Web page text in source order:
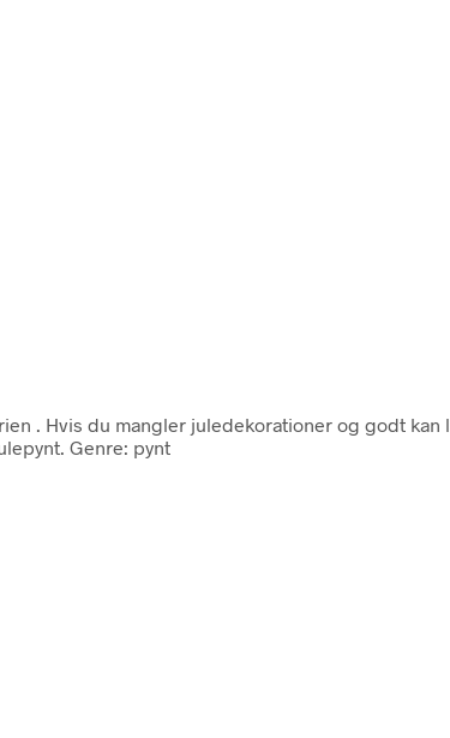
. Hvis du mangler juledekorationer og godt
Genre: pynt